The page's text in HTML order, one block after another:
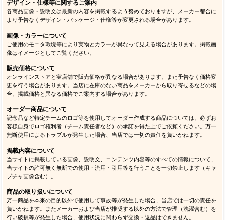
デザイン・仕様等に関するご案内
各商品画像・説明文は最新の内容を掲載するよう努めておりますが、メーカー都合に
より予告なくデザイン・パッケージ・仕様等が変更される場合があります。
画像・カラーについて
ご使用のモニタ環境等により実物とカラーが異なって見える場合があります。掲載画
像はイメージとしてご覧ください。
販売価格について
オンラインストアと実店舗で販売価格が異なる場合があります。また予告なく価格変
更を行う場合があります。当店に在庫のない商品をメーカーから取り寄せるなどの場
合、掲載価格と異なる価格でご案内する場合があります。
オーダー商品について
記念品など特定チームのロゴ等を使用してオーダー作成する商品については、必ずお
客様自身でロゴ権利者（チーム責任者など）の承諾を得た上でご依頼ください。万一
無断使用によるトラブルが発生した場合、当店では一切の責任を負いかねます。
掲載内容について
当サイトに掲載している画像、説明文、コンテンツ内容等のすべての情報について、
当サイトの許可無く無断での使用・流用・引用等を行うことを一切禁止します（キャ
プチャ画像含む）。
商品の取り扱いについて
万一商品を本来の目的以外で使用して事故等が発生した場合、当店では一切の責任を
負いかねます。またメーカーおよび当店が推奨する以外の方法で管理（洗濯含む）を
行い破損等が発生した場合、使用状況に関わらず交換・返品はできません。